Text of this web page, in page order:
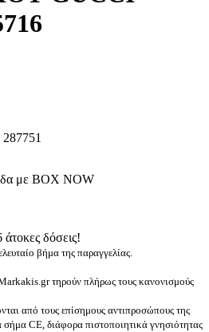
287751
με BOX NOW
δόσεις!
βήμα της παραγγελίας.
τηρούν πλήρως τους κανονισμούς
από τους επίσημους αντιπροσώπους της
CE, διάφορα πιστοποιητικά γνησιότητας